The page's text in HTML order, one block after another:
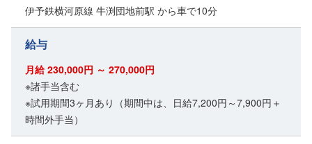
伊予鉄横河原線 牛渕団地前駅 から車で10分
給与
月給 230,000円 ～ 270,000円
※諸手当含む
※試用期間3ヶ月あり（期間中は、日給7,200円～7,900円＋
時間外手当）